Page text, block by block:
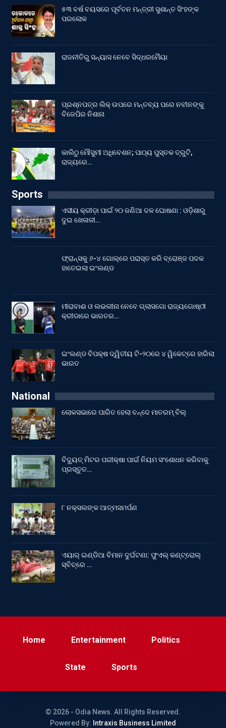
୫୩ ବର୍ଷ ବୟସରେ ପୂର୍ବତନ ମନ୍ତ୍ରୀ ସୁଶାନ୍ତ ସିଂହଙ୍କ
ପରଲୋକ
ରାଜନୀତିରୁ ସନ୍ୟାସ ନେବେ ସିଦ୍ଧରମୈୟା
ପ୍ରଶ୍ନପତ୍ର ଲିକ୍ ଉପରେ ମନ୍ତବ୍ୟ ପରେ ନବୀନଙ୍କୁ
ବିଜେପିର ନିଶାନା
କାଲିଠୁ ମୌସୁମୀ ଅଧିବେଶନ; ପାଠ୍ୟ ପୁସ୍ତକ ତ୍ରୁଟି,
ରାଜ୍ୟରେ…
Sports
ଏସୀୟ କ୍ରୀଡ଼ା ପାଇଁ ୨୦ ଜଣିଆ ଦଳ ଘୋଷଣା : ଓଡ଼ିଶାରୁ
ଦୁଇ ଖେଳାଳୀ…
ଫ୍ରାନ୍ସକୁ ୬-୪ ଗୋଲ୍‌ରେ ପରାସ୍ତ କରି ବ୍ରୋଞ୍ଜ ପଦକ
ହାତେଇଲା ଇଂଲଣ୍ଡ
ମୀରାବାଈ ଓ ଲଭଲୀନା ନେବେ ଗ୍ଲାସଗୋ ରାଜ୍ୟଗୋଷ୍ଠୀ
କ୍ରୀଡାରେ ଭାରତର…
ଇଂଲଣ୍ଡ ବିପକ୍ଷ ଦ୍ୱିତୀୟ ଟି-୨୦ରେ ୪ ୱିକେଟ୍‌ରେ ହାରିଲା
ଭାରତ
National
ଲୋକସଭାରେ ପାରିତ ହେଲା ବନ୍ଦେ ମାତରମ୍‌ ବିଲ୍‌
ବିଦ୍ୟୁତ୍ ମିଟର ପରୀକ୍ଷା ପାଇଁ ନିୟମ ସଂଶୋଧନ କରିବାକୁ
ପ୍ରସ୍ତୁତ…
୮ ନକ୍ସଲଙ୍କ ଆତ୍ମସମର୍ପଣ
ଏୟାର୍ ଇଣ୍ଡିଆ ବିମାନ ଦୁର୍ଘଟଣା: ଫୁଏଲ୍‌ କଣ୍ଟ୍ରୋଲ୍‌
ସ୍ବିଚ୍‌ରେ …
Home Entertainment Politics
State Sports
© 2026 - Odia News. All Rights Reserved.
Powered By: Intraxis Business Limited